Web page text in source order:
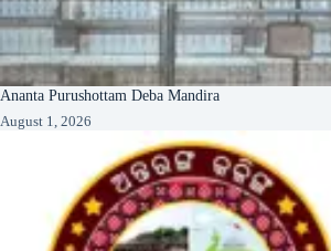
Ananta Purushottam Deba Mandira
August 1, 2026